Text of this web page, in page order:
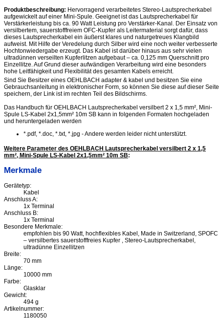
Produktbeschreibung: Hervorragend verarbeitetes Stereo-Lautsprecherkabel
aufgewickelt auf einer Mini-Spule. Geeignet ist das Lautsprecherkabel für
Verstärkerleistung bis ca. 90 Watt Leistung pro Verstärker-Kanal. Der Einsatz von
versilbertem, sauerstofffreiem OFC-Kupfer als Leitermaterial sorgt dafür, dass
dieses Lautsprecherkabel ein äußerst klares und naturgetreues Klangbild
aufweist. Mit Hilfe der Veredelung durch Silber wird eine noch weiter verbesserte
Hochtonwiedergabe erzeugt. Das Kabel ist darüber hinaus aus sehr vielen
ultradünnen verseilten Kupferlitzen aufgebaut – ca. 0,125 mm Querschnitt pro
Einzellitze. Auf Grund dieser aufwändigen Verarbeitung wird eine besonders
hohe Leitfähigkeit und Flexibilität des gesamten Kabels erreicht.
Sind Sie Besitzer eines OEHLBACH adapter & kabel und besitzen Sie eine
Gebrauchsanleitung in elektronischer Form, so können Sie diese auf dieser Seite
speichern, der Link ist im rechten Teil des Bildschirms.
Das Handbuch für OEHLBACH Lautsprecherkabel versilbert 2 x 1,5 mm², Mini-
Spule LS-Kabel 2x1,5mm² 10m SB kann in folgenden Formaten hochgeladen
und heruntergeladen werden
*.pdf, *.doc, *.txt, *.jpg - Andere werden leider nicht unterstützt.
Weitere Parameter des OEHLBACH Lautsprecherkabel versilbert 2 x 1,5
mm², Mini-Spule LS-Kabel 2x1,5mm² 10m SB:
Merkmale
Gerätetyp:
Kabel
Anschluss A:
1x Terminal
Anschluss B:
1x Terminal
Besondere Merkmale:
empfohlen bis 90 Watt, hochflexibles Kabel, Made in Switzerland, SPOFC
– versilbertes sauerstofffreies Kupfer , Stereo-Lautsprecherkabel,
ultradünne Einzellitzen
Breite:
70 mm
Länge:
10000 mm
Farbe:
Glasklar
Gewicht:
494 g
Artikelnummer:
1180050